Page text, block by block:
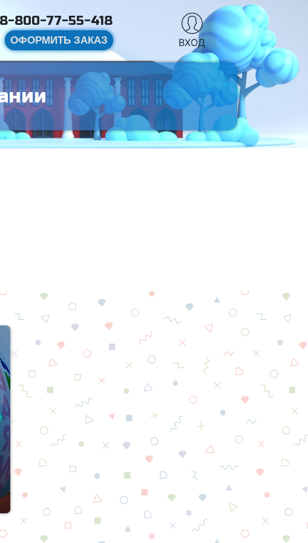
8-800-77-55-418
ОФОРМИТЬ ЗАКАЗ ВХОД